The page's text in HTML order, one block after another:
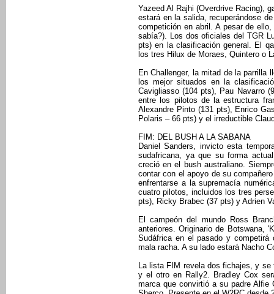
Yazeed Al Rajhi (Overdrive Racing),
estará en la salida, recuperándose
competición en abril. A pesar de
sabía?). Los dos oficiales del TGR
pts) en la clasificación general. El
los tres Hilux de Moraes, Quintero o
En Challenger, la mitad de la parrilla
los mejor situados en la
Cavigliasso (104 pts), Pau Navarro
entre los pilotos de la estructura
Alexandre Pinto (131 pts), Enrico
Polaris – 66 pts) y el irreductible
FIM: DEL BUSH A LA SABANA
Daniel Sanders, invicto esta
sudafricana, ya que su forma
creció en el bush australiano.
contar con el apoyo de su
enfrentarse a la supremacía
cuatro pilotos, incluidos los tres
pts), Ricky Brabec (37 pts) y Adrien
El campeón del mundo Ross
anteriores. Originario de Botswana,
Sudáfrica en el pasado y
mala racha. A su lado estará Nacho
La lista FIM revela dos fichajes, y
y el otro en Rally2. Bradley Cox
marca que convirtió a su padre Alfie